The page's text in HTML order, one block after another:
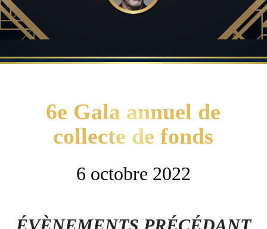
6e Gala annuel de
collecte de fonds
6 octobre 2022